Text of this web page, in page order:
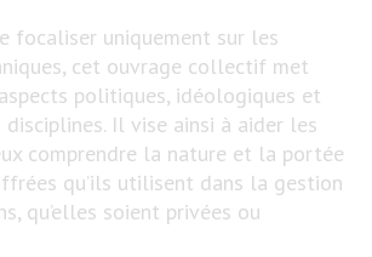
focaliser uniquement sur les
cet ouvrage collectif met
politiques, idéologiques et
Il vise ainsi à aider les
comprendre la nature et la portée
qu’ils utilisent dans la gestion
qu’elles soient privées ou